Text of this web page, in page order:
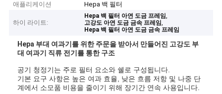
애플리케이션
Hepa 백 필터
하이 라이트:
Hepa 백 필터 아연 도금 프레임,
고강도 아연 도금 금속 프레임,
Hepa 백 필터 아연 도금 금속 프레임
Hepa 부대 여과기를 위한 주문을 받아서 만들어진 고강도 부
대 여과기 직류 전기를 통한 구조
공기 청정기는 주로 필터 요소와 쉘로 구성됩니다.
기본 요구 사항은 높은 여과 효율, 낮은 흐름 저항 및 나중 단
계에서 소모품 비용을 줄이기 위해 장기간 연속 사용입니다.